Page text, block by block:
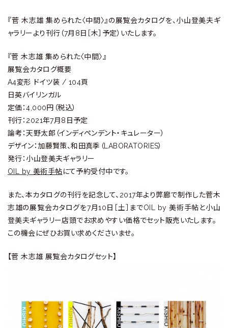
『菅 木志雄 集められた〈中間〉』の展覧会カタログを、小山登美夫ギ
ャラリーより刊行（7月8日［木］予定）いたします。
『菅 木志雄 集められた〈中間〉』
展覧会カタログ概要
A4変形 ドイツ装 / 104頁
日英バイリンガル
定価：4,000円（税込）
刊行：2021年7月8日予定
論考：天野太郎（インディペンデント・キュレーター）
デザイン：加藤賢策、和田真季（LABORATORIES）
発行：小山登美夫ギャラリー
OIL by 美術手帖にて予約受付中です。
また、本カタログの刊行を記念して、2017年より弊廊で制作した菅木
志雄の展覧会カタログを7月10日［土］までOIL by 美術手帖と小山
登美夫ギャラリー店頭でお求めやすい価格でセット販売いたします。
この機会にぜひお買い求めくださいませ。
【菅 木志雄 展覧会カタログセット】